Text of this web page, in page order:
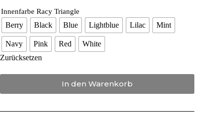
Innenfarbe Racy Triangle
Berry Black Blue Lightblue Lilac Mint
Navy Pink Red
White
Zurücksetzen
In den Warenkorb